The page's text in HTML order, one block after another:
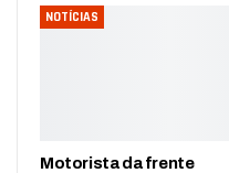
NOTÍCIAS
Motorista da frente